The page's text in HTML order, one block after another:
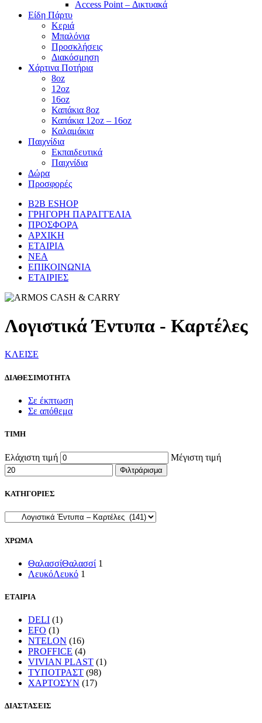
Access Point – Δικτυακά
Είδη Πάρτυ
Κεριά
Μπαλόνια
Προσκλήσεις
Διακόσμηση
Χάρτινα Ποτήρια
8oz
12oz
16oz
Καπάκια 8oz
Καπάκια 12oz – 16oz
Καλαμάκια
Παιχνίδια
Εκπαιδευτικά
Παιχνίδια
Δώρα
Προσφορές
B2B ESHOP
ΓΡΗΓΟΡΗ ΠΑΡΑΓΓΕΛΙΑ
ΠΡΟΣΦΟΡΑ
ΑΡΧΙΚΗ
ΕΤΑΙΡΙΑ
ΝΕΑ
ΕΠΙΚΟΙΝΩΝΙΑ
ΕΤΑΙΡΙΕΣ
Λογιστικά Έντυπα - Καρτέλες
ΚΛΕΙΣΕ
ΔΙΑΘΕΣΙΜΟΤΗΤΑ
Σε έκπτωση
Σε απόθεμα
ΤΙΜΗ
Ελάχιστη τιμή Μέγιστη τιμή
Φιλτράρισμα
ΚΑΤΗΓΟΡΙΕΣ
ΧΡΩΜΑ
ΘαλασσίΘαλασσί 1
ΛευκόΛευκό 1
ΕΤΑΙΡΙΑ
DELI (1)
EFO (1)
NTELON (16)
PROFFICE (4)
VIVIAN PLAST (1)
ΤΥΠΟΤΡΑΣΤ (98)
ΧΑΡΤΟΣΥΝ (17)
ΔΙΑΣΤΑΣΕΙΣ